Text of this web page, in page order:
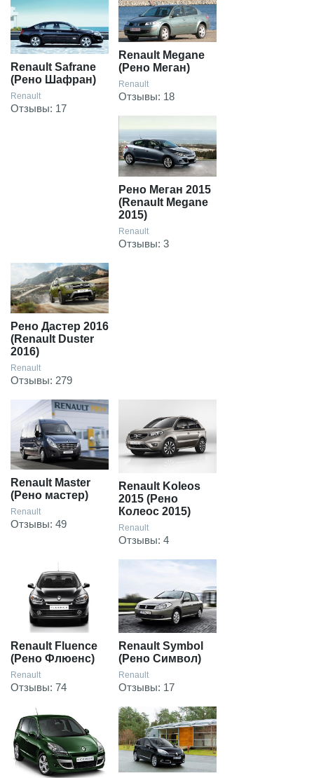
Renault Safrane
(Рено Шафран)
Renault
Отзывы: 17
Renault Megane
(Рено Меган)
Renault
Отзывы: 18
Рено Меган 2015
(Renault Megane
2015)
Renault
Отзывы: 3
Рено Дастер 2016
(Renault Duster
2016)
Renault
Отзывы: 279
Renault Master
(Рено мастер)
Renault
Отзывы: 49
Renault Koleos
2015 (Рено
Колеос 2015)
Renault
Отзывы: 4
Renault Fluence
(Рено Флюенс)
Renault
Отзывы: 74
Renault Symbol
(Рено Символ)
Renault
Отзывы: 17